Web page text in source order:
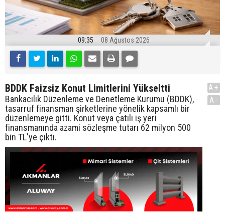
09:35 08 Ağustos 2026
BDDK Faizsiz Konut Limitlerini Yükseltti
Bankacılık Düzenleme ve Denetleme Kurumu (BDDK),
tasarruf finansman şirketlerine yönelik kapsamlı bir
düzenlemeye gitti. Konut veya çatılı iş yeri
finansmanında azami sözleşme tutarı 62 milyon 500
bin TL'ye çıktı.
A+
A-